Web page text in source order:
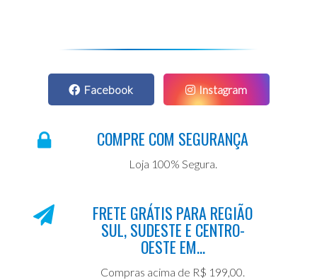
Facebook Instagram
COMPRE COM SEGURANÇA
Loja 100% Segura.
FRETE GRÁTIS PARA REGIÃO
SUL, SUDESTE E CENTRO-
OESTE EM...
Compras acima de R$ 199,00.